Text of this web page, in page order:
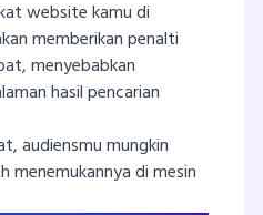
website kamu di
memberikan penalti
menyebabkan
hasil pencarian
audiensmu mungkin
menemukannya di mesin